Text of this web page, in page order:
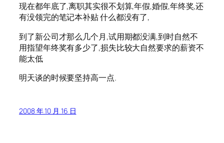
现在都年底了,离职其实很不划算,年假,婚假,年终奖,还
有没领完的笔记本补贴 什么都没有了,
到了新公司才那么几个月,试用期都没满,到时自然不
用指望年终奖有多少了,损失比较大自然要求的薪资不
能太低
明天谈的时候要坚持高一点.
2008 年 10 月 16 日